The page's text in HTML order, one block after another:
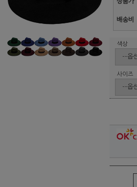
상품가
배송비
색상
사이즈